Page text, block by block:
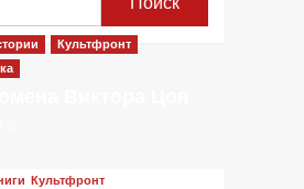
Культфронт
Культфронт